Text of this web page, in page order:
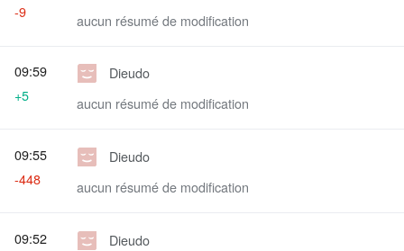
aucun résumé de modification
-9
Dieudo
aucun résumé de modification
09:59
+5
Dieudo
aucun résumé de modification
09:55
-448
Dieudo
09:52